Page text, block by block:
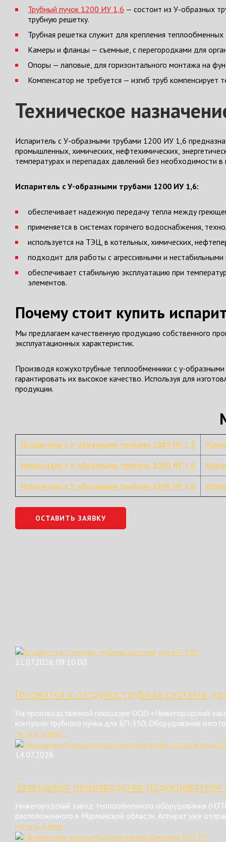
Трубный пучок 1200 ИУ 1,6 — состоит из У-образных
трубную решетку.
Трубная решетка служит для крепления теплообменных
Камеры и фланцы — съемные, с перегородками для
Опоры — лаповые, для горизонтального монтажа на
Компенсатор не требуется — изгиб труб компенсирует
Техническое
Испаритель с У-образными трубами 1200 ИУ 1,6
промышленных, химических, нефтехимических,
температурах и перепадах давлений без необходимости в
Испаритель с У-образными трубами 1200 ИУ 1,6:
обеспечивает надежную передачу тепла между
применяется в системах горячего водоснабжения,
используется на ТЭЦ, в котельных, химических,
подходит для работы с агрессивными и
обеспечивает стабильную эксплуатацию при
элементов.
Почему стоит купить
Мы предлагаем качественную продукцию собственного
эксплуатационных характеристик.
Производя кожухотрубные теплообменники с у-
гарантировать их высокое качество. Используя для
продукции.
Испаритель с У-образными трубами 1000 ИУ 2,5
Испаритель с У-образными трубами 1000 ИУ 1,6
Испаритель с У-образными трубами 1400 ИУ 1,6
ОСТАВИТЬ ЗАЯВКУ
21.07.2026 09:10:00
Готовится к отгрузке трубная система
На производственной площадке ООО «Нижегородский
контроля трубного пучка для БП-350. Оборудование
Читать далее...
14.07.2026
Завершено производство
Нижегородский завод теплообменного оборудования
расположенного в Мурманской области. Аппарат уже
Читать далее...